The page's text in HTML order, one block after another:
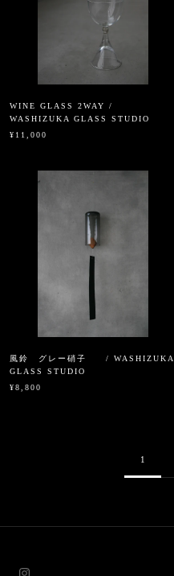
WINE GLASS 2WAY /
WASHIZUKA GLASS STUDIO
¥11,000
風鈴 グレー硝子 / WASHIZUKA
GLASS STUDIO
¥8,800
1